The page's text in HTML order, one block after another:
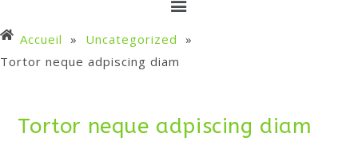
Accueil » Uncategorized
»
Tortor neque adpiscing diam
Tortor neque adpiscing diam